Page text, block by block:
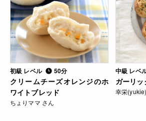
初級 レベル 50分
クリームチーズオレンジのホ
ワイトブレッド
ちょりママ さん
中級 レベ
ガーリ
幸栄